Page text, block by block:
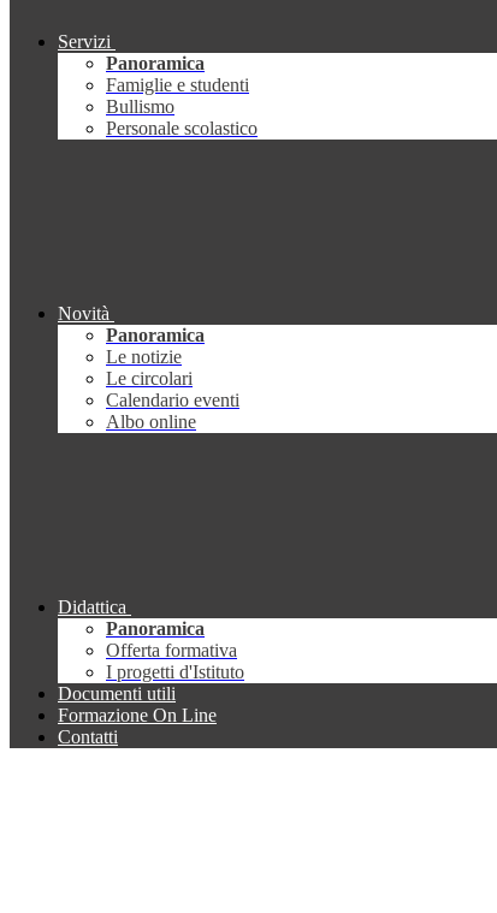
Servizi
Panoramica
Famiglie e studenti
Bullismo
Personale scolastico
Novità
Panoramica
Le notizie
Le circolari
Calendario eventi
Albo online
Didattica
Panoramica
Offerta formativa
I progetti d'Istituto
Documenti utili
Formazione On Line
Contatti